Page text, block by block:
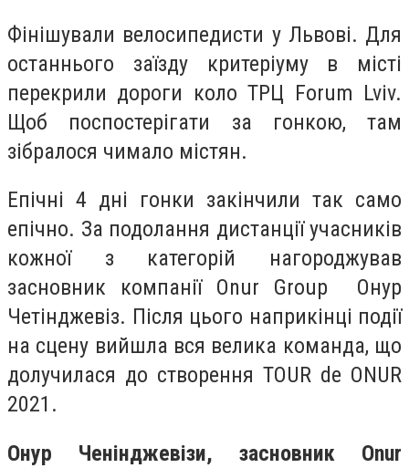
Фінішували велосипедисти у Львові. Для
останнього заїзду критеріуму в місті
перекрили дороги коло ТРЦ Forum Lviv.
Щоб поспостерігати за гонкою, там
зібралося чимало містян.
Епічні 4 дні гонки закінчили так само
епічно. За подолання дистанції учасників
кожної з категорій нагороджував
засновник компанії Onur Group Онур
Четінджевіз. Після цього наприкінці події
на сцену вийшла вся велика команда, що
долучилася до створення TOUR de ONUR
2021.
Онур Ченінджевізи, засновник Onur